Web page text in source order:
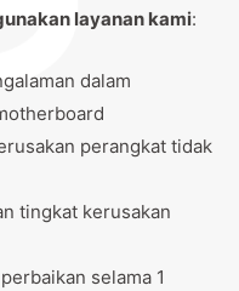
layanan kami:
dalam
perangkat tidak
tingkat kerusakan
selama 1